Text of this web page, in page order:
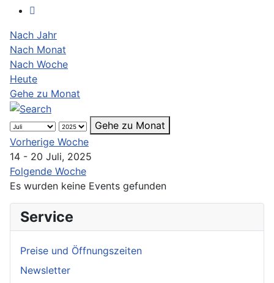
Nach Jahr
Nach Monat
Nach Woche
Heute
Gehe zu Monat
Gehe zu Monat
Vorherige Woche
14 - 20 Juli, 2025
Folgende Woche
Es wurden keine Events gefunden
Service
Preise und Öffnungszeiten
Newsletter